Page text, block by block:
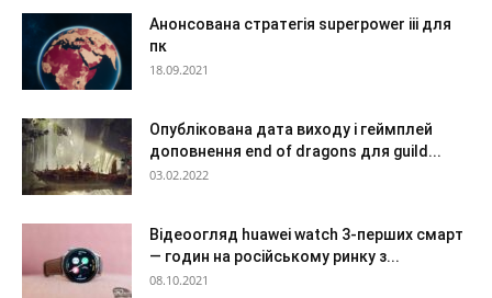
Анонсована стратегія superpower iii для
пк
18.09.2021
Опублікована дата виходу і геймплей
доповнення end of dragons для guild...
03.02.2022
Відеоогляд huawei watch 3-перших смарт
— годин на російському ринку з...
08.10.2021